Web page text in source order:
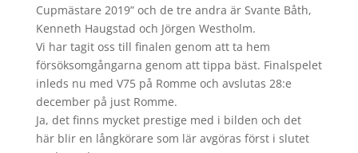
Cupmästare 2019” och de tre andra är Svante Båth,
Kenneth Haugstad och Jörgen Westholm.
Vi har tagit oss till finalen genom att ta hem
försöksomgångarna genom att tippa bäst. Finalspelet
inleds nu med V75 på Romme och avslutas 28:e
december på just Romme.
Ja, det finns mycket prestige med i bilden och det
här blir en långkörare som lär avgöras först i slutet